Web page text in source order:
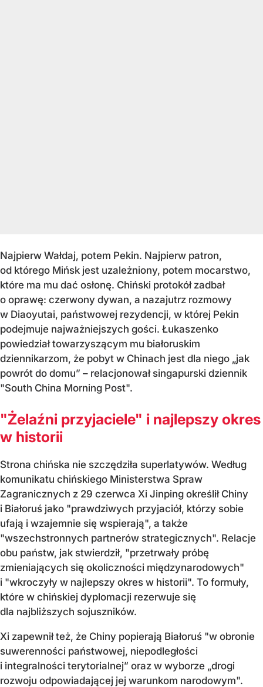
Najpierw Wałdaj, potem Pekin. Najpierw patron,
od którego Mińsk jest uzależniony, potem mocarstwo,
które ma mu dać osłonę. Chiński protokół zadbał
o oprawę: czerwony dywan, a nazajutrz rozmowy
w Diaoyutai, państwowej rezydencji, w której Pekin
podejmuje najważniejszych gości. Łukaszenko
powiedział towarzyszącym mu białoruskim
dziennikarzom, że pobyt w Chinach jest dla niego „jak
powrót do domu” – relacjonował singapurski dziennik
"South China Morning Post".
"Żelaźni przyjaciele" i najlepszy okres
w historii
Strona chińska nie szczędziła superlatywów. Według
komunikatu chińskiego Ministerstwa Spraw
Zagranicznych z 29 czerwca Xi Jinping określił Chiny
i Białoruś jako "prawdziwych przyjaciół, którzy sobie
ufają i wzajemnie się wspierają", a także
"wszechstronnych partnerów strategicznych". Relacje
obu państw, jak stwierdził, "przetrwały próbę
zmieniających się okoliczności międzynarodowych"
i "wkroczyły w najlepszy okres w historii". To formuły,
które w chińskiej dyplomacji rezerwuje się
dla najbliższych sojuszników.
Xi zapewnił też, że Chiny popierają Białoruś "w obronie
suwerenności państwowej, niepodległości
i integralności terytorialnej” oraz w wyborze „drogi
rozwoju odpowiadającej jej warunkom narodowym".